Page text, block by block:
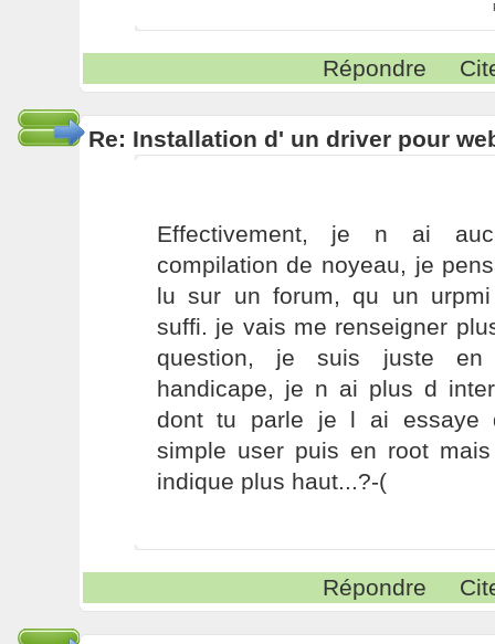
Répondre
Re: Installation d' un driver pour
Effectivement, je n ai
compilation de noyeau, je
lu sur un forum, qu un
suffi. je vais me renseigner
question, je suis juste en
handicape, je n ai plus d
dont tu parle je l ai essaye
simple user puis en root
indique plus haut...?-(
Répondre